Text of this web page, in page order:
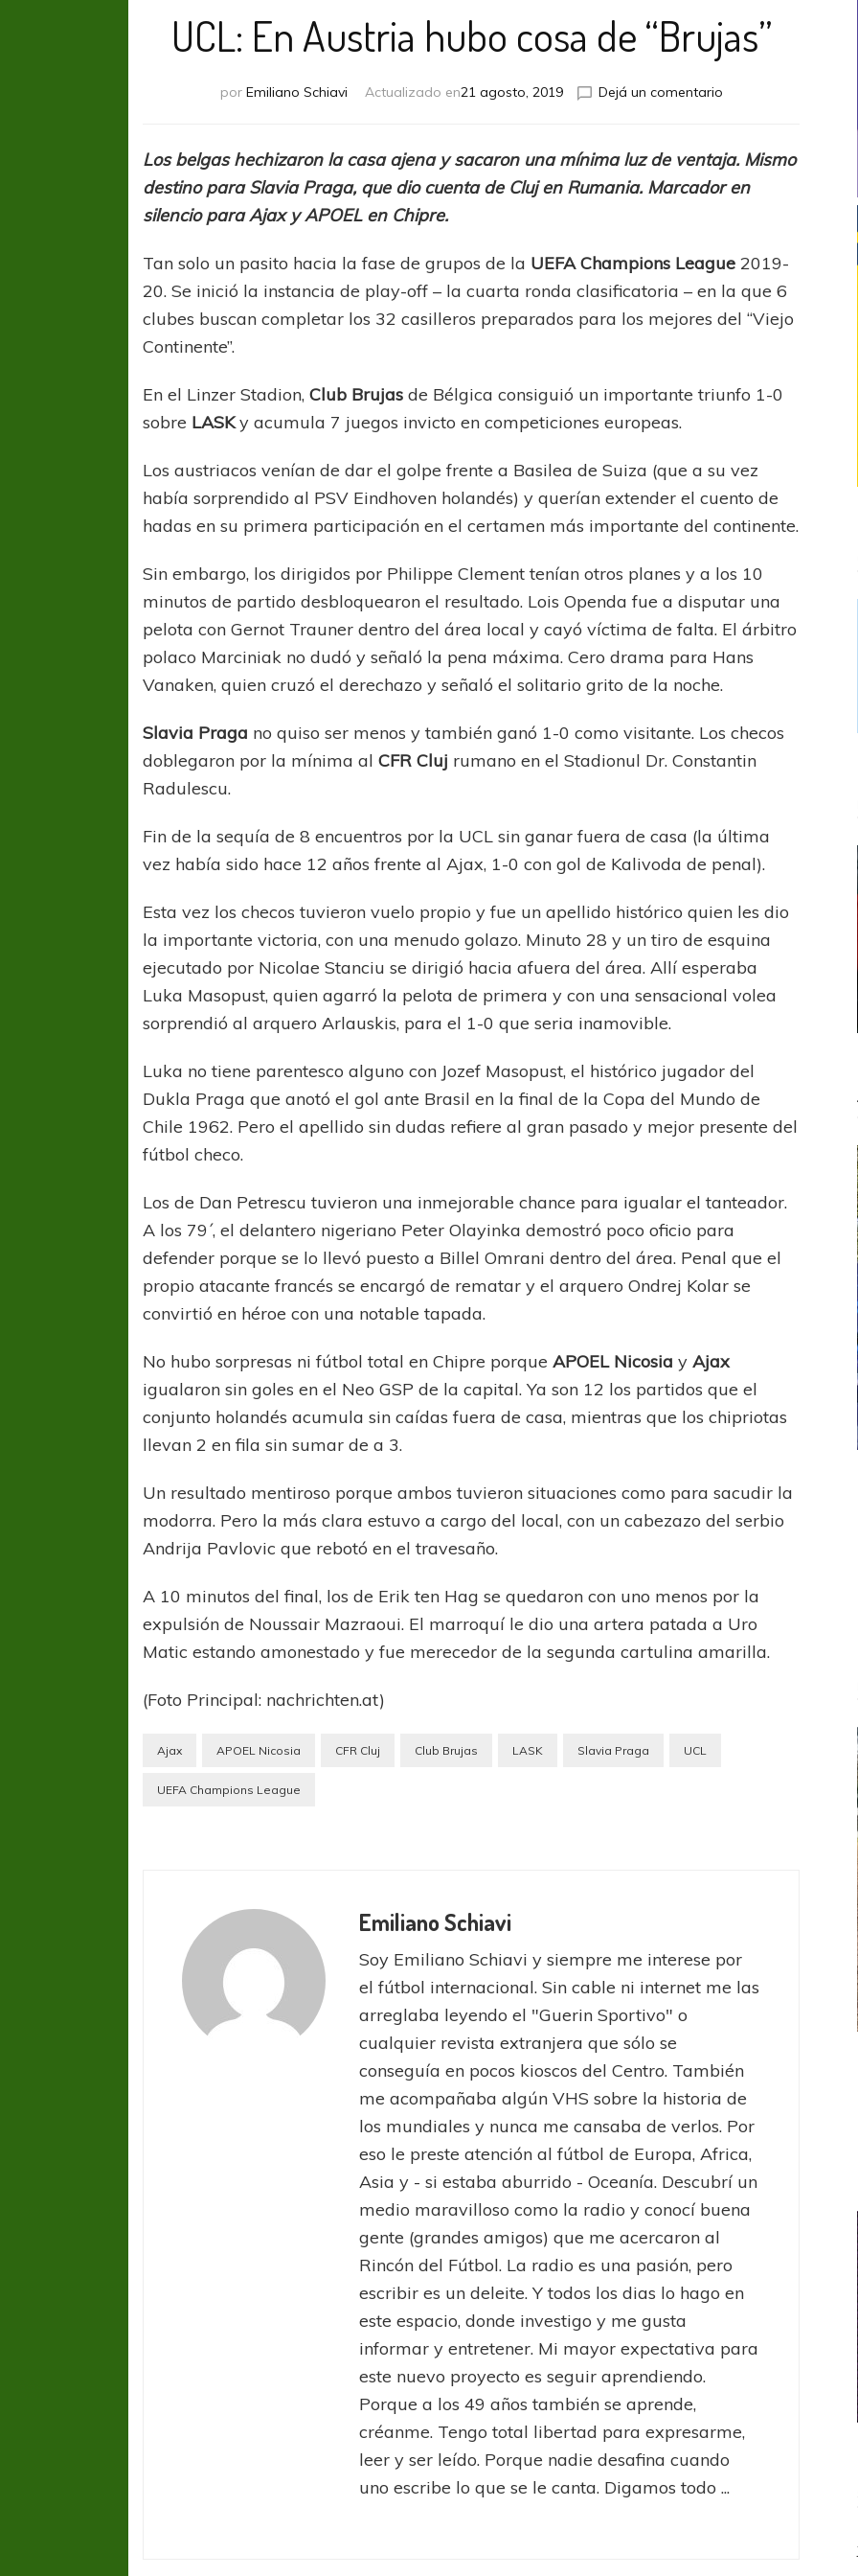
UCL: En Austria hubo cosa de “Brujas”
por Emiliano Schiavi Actualizado en21 agosto, 2019 Dejá un comentarioen
Austria
hubo
cosa
Los belgas hechizaron la casa ajena y sacaron una mínima luz de ventaja. Mismo
destino para Slavia Praga, que dio cuenta de Cluj en Rumania. Marcador en
silencio para Ajax y APOEL en Chipre.
Tan solo un pasito hacia la fase de grupos de la UEFA Champions League 2019-
20. Se inició la instancia de play-off – la cuarta ronda clasificatoria – en la que 6
clubes buscan completar los 32 casilleros preparados para los mejores del “Viejo
Continente”.
En el Linzer Stadion,Club Brujas de Bélgica consiguió un importante triunfo 1-0
sobre LASKy acumula 7 juegos invicto en competiciones europeas.
Los austriacos venían de dar el golpe frente a Basilea de Suiza (que a su vez
había sorprendido al PSV Eindhoven holandés) y querían extender el cuento de
hadas en su primera participación en el certamen más importante del continente.
Sin embargo, los dirigidos por Philippe Clement tenían otros planes y a los 10
minutos de partido desbloquearon el resultado. Lois Openda fue a disputar una
pelota con Gernot Trauner dentro del área local y cayó víctima de falta. El árbitro
polaco Marciniak no dudó y señaló la pena máxima. Cero drama para Hans
Vanaken, quien cruzó el derechazo y señaló el solitario grito de la noche.
Slavia Praga no quiso ser menos y también ganó 1-0 como visitante. Los checos
doblegaron por la mínima alCFR Cluj rumano en el Stadionul Dr. Constantin
Radulescu.
Fin de la sequía de 8 encuentros por la UCL sin ganar fuera de casa (la última
vez había sido hace 12 años frente al Ajax, 1-0 con gol de Kalivoda de penal).
Esta vez los checos tuvieron vuelo propio y fue un apellido histórico quien les dio
la importante victoria, con una menudo golazo. Minuto 28 y un tiro de esquina
ejecutado por Nicolae Stanciu se dirigió hacia afuera del área. Allí esperaba
Luka Masopust, quien agarró la pelota de primera y con una sensacional volea
sorprendió al arquero Arlauskis, para el 1-0 que seria inamovible.
Luka no tiene parentesco alguno con Jozef Masopust, el histórico jugador del
Dukla Praga que anotó el gol ante Brasil en la final de la Copa del Mundo de
Chile 1962. Pero el apellido sin dudas refiere al gran pasado y mejor presente del
fútbol checo.
Los de Dan Petrescu tuvieron una inmejorable chance para igualar el tanteador.
A los 79´, el delantero nigeriano Peter Olayinka demostró poco oficio para
defender porque se lo llevó puesto a Billel Omrani dentro del área. Penal que el
propio atacante francés se encargó de rematar y el arquero Ondrej Kolar se
convirtió en héroe con una notable tapada.
No hubo sorpresas ni fútbol total en Chipre porqueAPOEL Nicosia yAjax
igualaron sin goles en el Neo GSP de la capital. Ya son 12 los partidos que el
conjunto holandés acumula sin caídas fuera de casa, mientras que los chipriotas
llevan 2 en fila sin sumar de a 3.
Un resultado mentiroso porque ambos tuvieron situaciones como para sacudir la
modorra. Pero la más clara estuvo a cargo del local, con un cabezazo del serbio
Andrija Pavlovic que rebotó en el travesaño.
A 10 minutos del final, los de Erik ten Hag se quedaron con uno menos por la
expulsión de Noussair Mazraoui. El marroquí le dio una artera patada a Uro
Matic estando amonestado y fue merecedor de la segunda cartulina amarilla.
(Foto Principal: nachrichten.at)
Ajax APOEL Nicosia CFR Cluj Club Brujas LASK Slavia Praga UCL
UEFA Champions League
Emiliano Schiavi
Soy Emiliano Schiavi y siempre me interese por
el fútbol internacional. Sin cable ni internet me las
arreglaba leyendo el "Guerin Sportivo" o
cualquier revista extranjera que sólo se
conseguía en pocos kioscos del Centro. También
me acompañaba algún VHS sobre la historia de
los mundiales y nunca me cansaba de verlos. Por
eso le preste atención al fútbol de Europa, Africa,
Asia y - si estaba aburrido - Oceanía. Descubrí un
medio maravilloso como la radio y conocí buena
gente (grandes amigos) que me acercaron al
Rincón del Fútbol. La radio es una pasión, pero
escribir es un deleite. Y todos los dias lo hago en
este espacio, donde investigo y me gusta
informar y entretener. Mi mayor expectativa para
este nuevo proyecto es seguir aprendiendo.
Porque a los 49 años también se aprende,
créanme. Tengo total libertad para expresarme,
leer y ser leído. Porque nadie desafina cuando
uno escribe lo que se le canta. Digamos todo ...
COPA SUDAMERICANA TIGRE
Octavos de Final
Sur Defendido PSG celebró el bicampeonato
FÚTBOL FEMENINO
Las campeonas festejaron ante su gente
FÚTBOL FEMENINO